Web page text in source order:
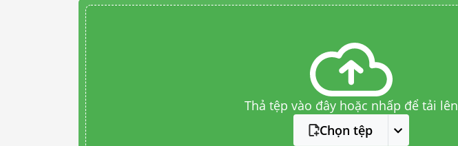
Thả tệp vào đây hoặc nhấp để tải lên
Chọn tệp